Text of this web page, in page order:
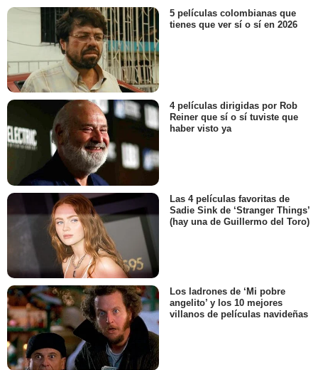
5 películas colombianas que
tienes que ver sí o sí en 2026
4 películas dirigidas por Rob
Reiner que sí o sí tuviste que
haber visto ya
Las 4 películas favoritas de
Sadie Sink de ‘Stranger Things’
(hay una de Guillermo del Toro)
Los ladrones de ‘Mi pobre
angelito’ y los 10 mejores
villanos de películas navideñas